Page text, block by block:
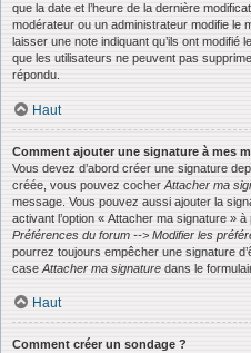
que la date et l’heure de la dernière
modérateur ou un administrateur modifie le
laisser une note indiquant qu’ils ont modifié
que les utilisateurs ne peuvent pas
répondu.
Haut
Comment ajouter une signature à mes
Vous devez d’abord créer une signature
créée, vous pouvez cocher Attacher ma
message. Vous pouvez aussi ajouter la
activant l’option « Attacher ma signature »
Préférences du forum --> Modifier les
pourrez toujours empêcher une signature
case Attacher ma signature dans le
Haut
Comment créer un sondage ?